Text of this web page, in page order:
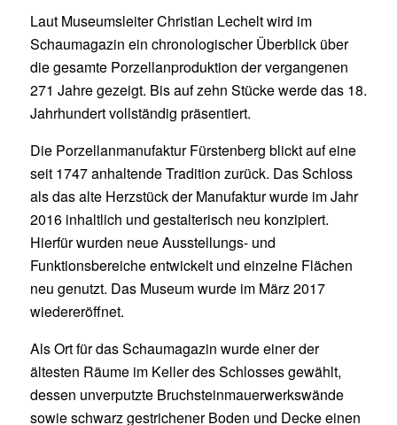
Laut Museumsleiter Christian Lechelt wird im
Schaumagazin ein chronologischer Überblick über
die gesamte Porzellanproduktion der vergangenen
271 Jahre gezeigt. Bis auf zehn Stücke werde das 18.
Jahrhundert vollständig präsentiert.
Die Porzellanmanufaktur Fürstenberg blickt auf eine
seit 1747 anhaltende Tradition zurück. Das Schloss
als das alte Herzstück der Manufaktur wurde im Jahr
2016 inhaltlich und gestalterisch neu konzipiert.
Hierfür wurden neue Ausstellungs- und
Funktionsbereiche entwickelt und einzelne Flächen
neu genutzt. Das Museum wurde im März 2017
wiedereröffnet.
Als Ort für das Schaumagazin wurde einer der
ältesten Räume im Keller des Schlosses gewählt,
dessen unverputzte Bruchsteinmauerwerkswände
sowie schwarz gestrichener Boden und Decke einen